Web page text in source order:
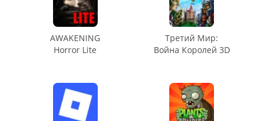
AWAKENING
Horror Lite
Третий Мир:
Война Королей 3D